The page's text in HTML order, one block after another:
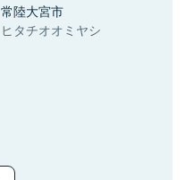
常陸大宮市
ヒタチオオミヤシ